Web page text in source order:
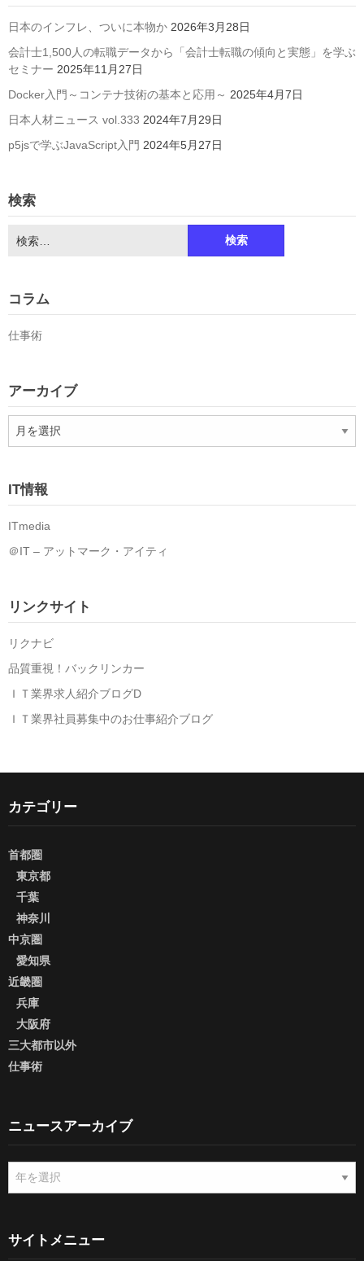
日本のインフレ、ついに本物か 2026年3月28日
会計士1,500人の転職データから「会計士転職の傾向と実態」を学ぶ
セミナー 2025年11月27日
Docker入門～コンテナ技術の基本と応用～ 2025年4月7日
日本人材ニュース vol.333 2024年7月29日
p5jsで学ぶJavaScript入門 2024年5月27日
検索
索:
コラム
仕事術
アーカイブ
ー
IT情報
ITmedia
＠IT – アットマーク・アイティ
リンクサイト
リクナビ
品質重視！バックリンカー
ＩＴ業界求人紹介ブログD
ＩＴ業界社員募集中のお仕事紹介ブログ
カテゴリー
首都圏
東京都
千葉
神奈川
中京圏
愛知県
近畿圏
兵庫
大阪府
三大都市以外
仕事術
ニュースアーカイブ
ア
サイトメニュー